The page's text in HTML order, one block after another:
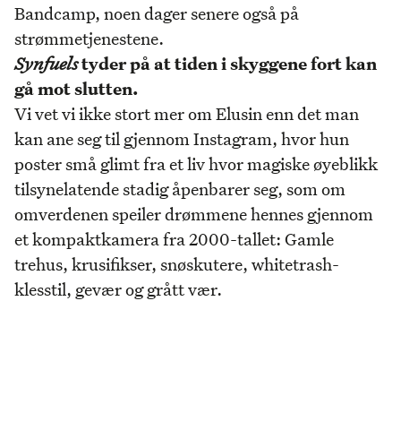
Bandcamp, noen dager senere også på
strømmetjenestene.
Synfuelstyder på at tiden i skyggene fort kan
gå mot slutten.
Vi vet vi ikke stort mer om Elusin enn det man
kan ane seg til gjennom Instagram, hvor hun
poster små glimt fra et liv hvor magiske øyeblikk
tilsynelatende stadig åpenbarer seg, som om
omverdenen speiler drømmene hennes gjennom
et kompaktkamera fra 2000-tallet: Gamle
trehus, krusifikser, snøskutere, whitetrash-
klesstil, gevær og grått vær.